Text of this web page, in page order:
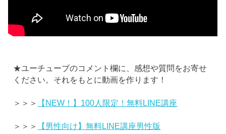
★ユーチューブのコメント欄に、感想や質問をお寄せ
ください。それをもとに動画を作ります！
＞＞＞ 【NEW！】100人限定！無料LINE講座
＞＞＞ 【男性向け】無料LINE講座男性版